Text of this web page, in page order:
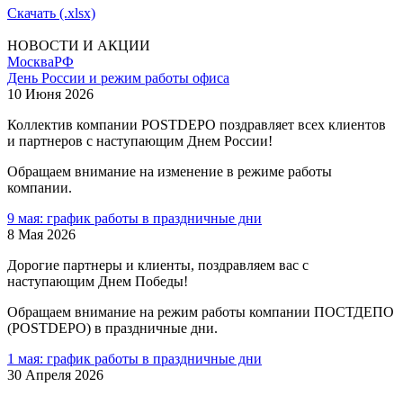
Скачать (.xlsx)
НОВОСТИ И АКЦИИ
МоскваРФ
День России и режим работы офиса
10 Июня 2026
Коллектив компании POSTDEPO поздравляет всех клиентов
и партнеров с наступающим Днем России!
Обращаем внимание на изменение в режиме работы
компании.
9 мая: график работы в праздничные дни
8 Мая 2026
Дорогие партнеры и клиенты, поздравляем вас с
наступающим Днем Победы!
Обращаем внимание на режим работы компании ПОСТДЕПО
(POSTDEPO) в праздничные дни.
1 мая: график работы в праздничные дни
30 Апреля 2026